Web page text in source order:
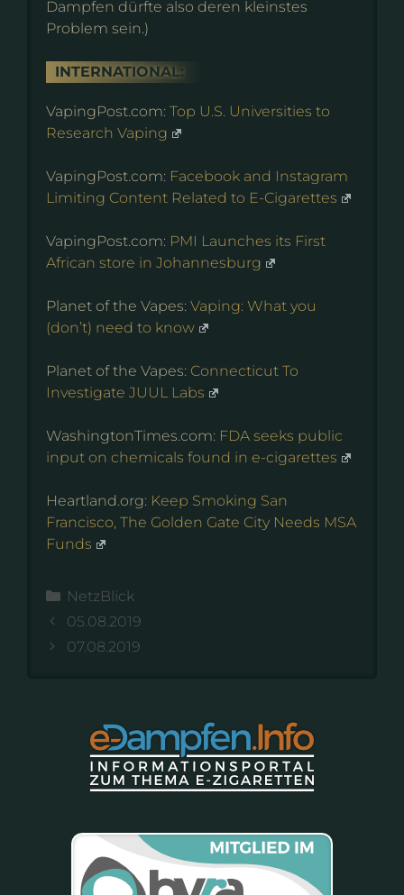
Dampfen dürfte also deren kleinstes
Problem sein.)
INTERNATIONAL:
VapingPost.com: Top U.S. Universities to
Research Vaping
VapingPost.com: Facebook and Instagram
Limiting Content Related to E-Cigarettes
VapingPost.com: PMI Launches its First
African store in Johannesburg
Planet of the Vapes: Vaping: What you
(don’t) need to know
Planet of the Vapes: Connecticut To
Investigate JUUL Labs
WashingtonTimes.com: FDA seeks public
input on chemicals found in e-cigarettes
Heartland.org: Keep Smoking San
Francisco, The Golden Gate City Needs MSA
Funds
Kategorien
NetzBlick
05.08.2019
07.08.2019